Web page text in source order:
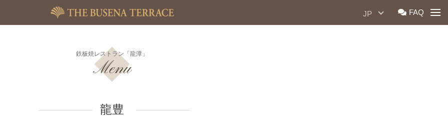
JP
FAQ
鉄板焼レストラン「龍潭」
Menu
龍豊